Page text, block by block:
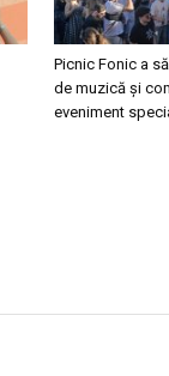
Picnic Fonic a
de muzică și
eveniment